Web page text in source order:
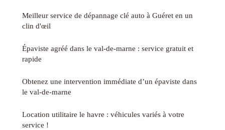
Meilleur service de dépannage clé auto à Guéret en un
clin d'œil
Épaviste agréé dans le val-de-marne : service gratuit et
rapide
Obtenez une intervention immédiate d’un épaviste dans
le val-de-marne
Location utilitaire le havre : véhicules variés à votre
service !